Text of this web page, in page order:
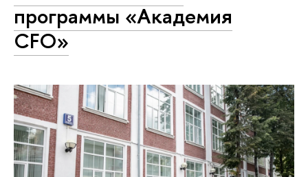
программы «Академия
CFO»